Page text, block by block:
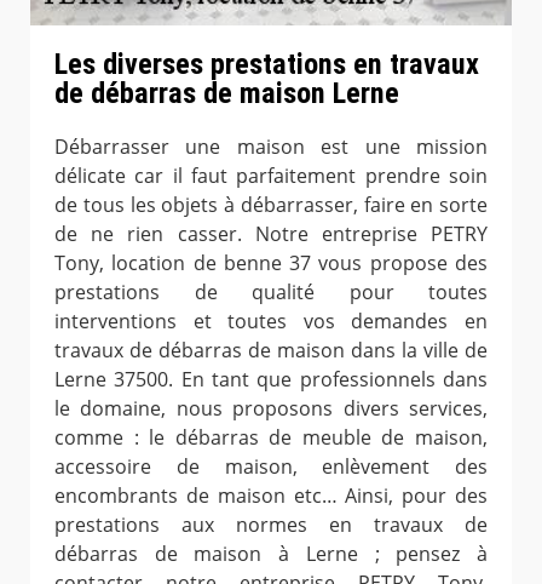
Les diverses prestations en travaux
de débarras de maison Lerne
Débarrasser une maison est une mission
délicate car il faut parfaitement prendre soin
de tous les objets à débarrasser, faire en sorte
de ne rien casser. Notre entreprise PETRY
Tony, location de benne 37 vous propose des
prestations de qualité pour toutes
interventions et toutes vos demandes en
travaux de débarras de maison dans la ville de
Lerne 37500. En tant que professionnels dans
le domaine, nous proposons divers services,
comme : le débarras de meuble de maison,
accessoire de maison, enlèvement des
encombrants de maison etc… Ainsi, pour des
prestations aux normes en travaux de
débarras de maison à Lerne ; pensez à